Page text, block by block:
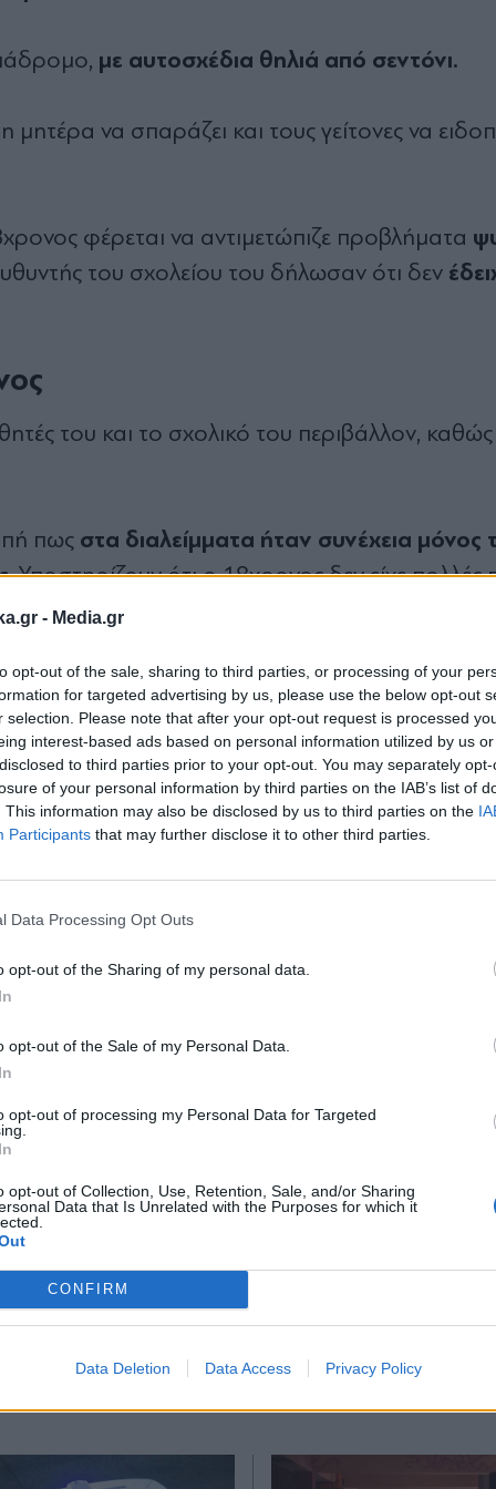
- Media.gr
opt-out of the sale, sharing to third parties, or processing of your
for targeted advertising by us, please use the below opt-out
selection. Please note that after your opt-out request is processed
interest-based ads based on personal information utilized by us
to third parties prior to your opt-out. You may separately
of your personal information by third parties on the IAB’s list of
This information may also be disclosed by us to third parties on the
Participants that may further disclose it to other third parties.
Data Processing Opt Outs
opt-out of the Sharing of my personal data.
opt-out of the Sale of my Personal Data.
opt-out of processing my Personal Data for Targeted
opt-out of Collection, Use, Retention, Sale, and/or Sharing
Data that Is Unrelated with the Purposes for which it
CONFIRM
Data Deletion Data Access Privacy Policy
με αυτοσχέδια θηλιά από σεντόνι.
να σπαράζει και τους γείτονες να
φέρεται να αντιμετώπιζε προβλήματα
του σχολείου του δήλωσαν ότι δεν
του και το σχολικό του περιβάλλον, καθώς
πως στα διαλείμματα ήταν συνέχεια μόνος
. Υποστηρίζουν ότι ο 18χρονος δεν είχε πολλές
πλέον οι έφηβοι.
το παιδί είπε πωςήταν ένας έξυπνος
είχαν αγκαλιάσει οι συμμαθητές του.
είχε πέσει θύμαbullying, τονίζοντας πως είναι
την πράξη αναμένεται να ρίξει η κατάθεση
σοκ.
Μαρτίου στις 11:00 το πρωί στον Ιερό Ναό
μας στο
facebook
Ακολουθήστε
newsletter
Αποδέχομαι τουςόρους χρήσης